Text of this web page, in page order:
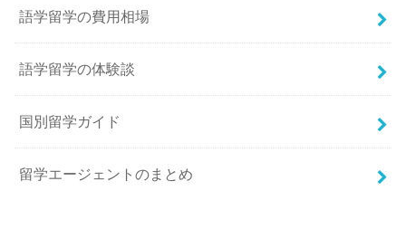
語学留学の費用相場
語学留学の体験談
国別留学ガイド
留学エージェントのまとめ